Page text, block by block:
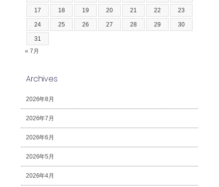
17 18 19 20 21 22 23
24 25 26 27 28 29 30
31
« 7月
Archives
2026年8月
2026年7月
2026年6月
2026年5月
2026年4月